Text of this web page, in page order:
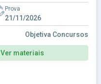
Prova
21/11/2026
Objetiva Concursos
Ver materiais